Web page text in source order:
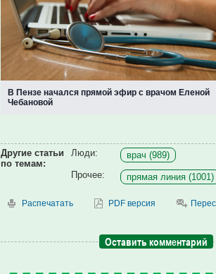
В Пензе начался прямой эфир с врачом Еленой
Чебановой
Другие статьи
по темам:
Люди:
врач (989)
Прочее:
прямая линия (1001)
Распечатать PDF версия
Оставить комментарий